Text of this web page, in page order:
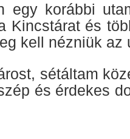
egy korábbi
Kincstárat és
kell nézniük az
sétáltam
és érdekes